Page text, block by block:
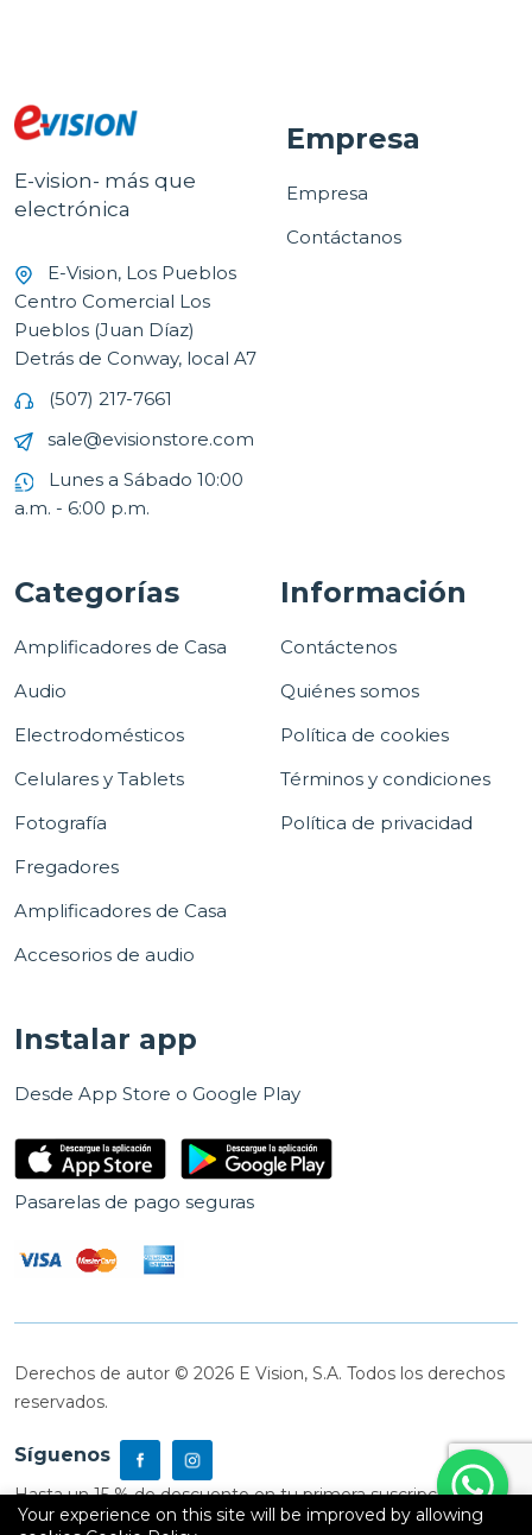
E-vision- más que
electrónica
E-Vision, Los Pueblos
Centro Comercial Los
Pueblos (Juan Díaz)
Detrás de Conway, local A7
(507) 217-7661
sale@evisionstore.com
Lunes a Sábado 10:00
a.m. - 6:00 p.m.
Empresa
Empresa
Contáctanos
Categorías
Amplificadores de Casa
Audio
Electrodomésticos
Celulares y Tablets
Fotografía
Fregadores
Amplificadores de Casa
Accesorios de audio
Información
Contáctenos
Quiénes somos
Política de cookies
Términos y condiciones
Política de privacidad
Instalar app
Desde App Store o Google Play
Pasarelas de pago seguras
Derechos de autor © 2026 E Vision, S.A. Todos los derechos
reservados.
Síguenos
Hasta un 15 % de descuento en tu primera suscripción
Your experience on this site will be improved by allowing